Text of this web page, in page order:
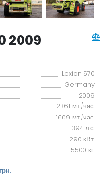
2009
Lexion 570
Germany
2009
2361 мт./час.
1609 мт./час.
394 л.с.
290 кВт.
15500 кг.